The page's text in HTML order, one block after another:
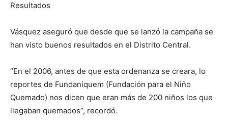
Resultados
Vásquez aseguró que desde que se lanzó la campaña se
han visto buenos resultados en el Distrito Central.
“En el 2006, antes de que esta ordenanza se creara, lo
reportes de Fundaniquem (Fundación para el Niño
Quemado) nos dicen que eran más de 200 niños los que
llegaban quemados”, recordó.